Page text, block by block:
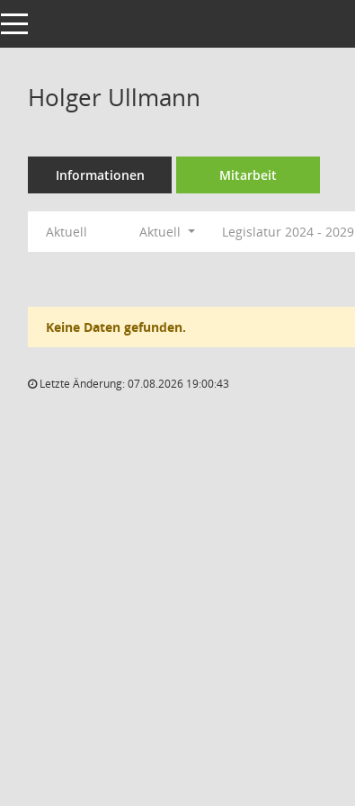
Toggle navigation
Holger Ullmann
Informationen Mitarbeit
Aktuell Aktuell Legislatur 2024 - 2029
Keine Daten gefunden.
Letzte Änderung: 07.08.2026 19:00:43